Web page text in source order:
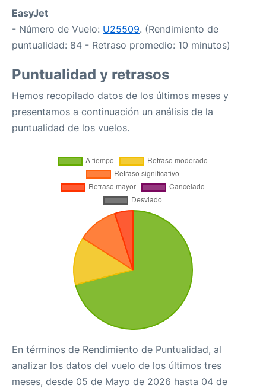
EasyJet
- Número de Vuelo: U25509. (Rendimiento de
puntualidad: 84 - Retraso promedio: 10 minutos)
Puntualidad y retrasos
Hemos recopilado datos de los últimos meses y
presentamos a continuación un análisis de la
puntualidad de los vuelos.
En términos de Rendimiento de Puntualidad, al
analizar los datos del vuelo de los últimos tres
meses, desde 05 de Mayo de 2026 hasta 04 de